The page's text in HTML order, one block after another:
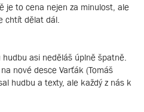
je to cena nejen za minulost, ale
chtít dělat dál.
asi neděláš úplně špatně.
nové desce Varťák (Tomáš
hudbu a texty, ale každý z nás k